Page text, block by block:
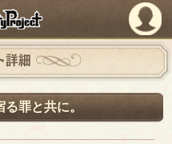
PandoraPartyProject
詳細
る罪と共に。